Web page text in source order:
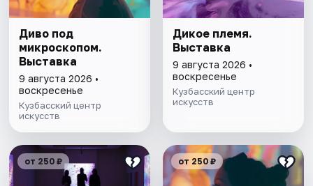
Диво под
микроскопом.
Выставка
9 августа 2026 •
воскресенье
Кузбасский центр
искусств
Дикое племя.
Выставка
9 августа 2026 •
воскресенье
Кузбасский центр
искусств
от 250 ₽ от 250 ₽